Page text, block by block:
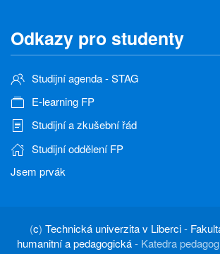
Odkazy pro studenty
Studijní agenda - STAG
E-learning FP
Studijní a zkušební řád
Studijní oddělení FP
Jsem prvák
(c) Technická univerzita v Liberci-
humanitní a pedagogická- Katedra